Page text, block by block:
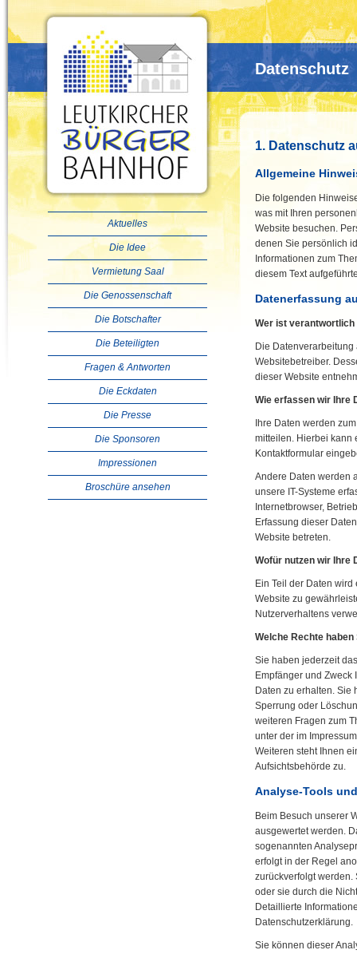
Datenschutz
Aktuelles
Die Idee
Vermietung Saal
Die Genossenschaft
Die Botschafter
Die Beteiligten
Fragen & Antworten
Die Eckdaten
Die Presse
Die Sponsoren
Impressionen
Broschüre ansehen
1. Datenschutz
Allgemeine
Die folgenden
was mit Ihren
Website besuchen.
denen Sie persönlich
Informationen zum
diesem Text
Datenerfassung
Wer ist
Die
Websitebetreiber.
dieser Website
Wie erfassen wir Ihre
Ihre Daten werden
mitteilen. Hierbei kann
Kontaktformular
Andere Daten werden
unsere IT-Systeme
Internetbrowser,
Erfassung dieser
Website betreten.
Wofür nutzen wir Ihre
Ein Teil der Daten
Website zu
Nutzerverhaltens
Welche Rechte
Sie haben jederzeit
Empfänger und
Daten zu erhalten. Sie
Sperrung oder
weiteren Fragen zum
unter der im
Weiteren steht Ihnen
Aufsichtsbehörde zu.
Analyse-Tools
Beim Besuch unserer
ausgewertet werden.
sogenannten
erfolgt in der Regel
zurückverfolgt
oder sie durch die
Detaillierte
Datenschutzerklärung.
Sie können dieser